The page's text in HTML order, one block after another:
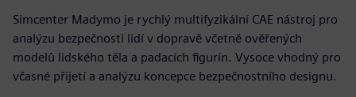
Simcenter Madymo je rychlý multifyzikální CAE nástroj pro
analýzu bezpečnosti lidí v dopravě včetně ověřených
modelů lidského těla a padacích figurín. Vysoce vhodný pro
včasné přijetí a analýzu koncepce bezpečnostního designu.